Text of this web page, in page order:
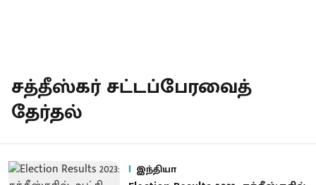
சத்தீஸ்கர் சட்டப்பேரவைத்
தேர்தல்
இந்தியா